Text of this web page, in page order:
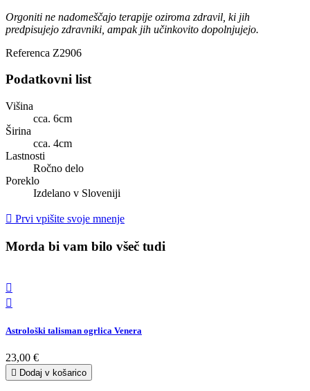
Orgoniti ne nadomeščajo terapije oziroma zdravil, ki jih
predpisujejo zdravniki, ampak jih učinkovito dopolnjujejo.
Referenca Z2906
Podatkovni list
Višina
cca. 6cm
Širina
cca. 4cm
Lastnosti
Ročno delo
Poreklo
Izdelano v Sloveniji
 Prvi vpišite svoje mnenje
Morda bi vam bilo všeč tudi


Astrološki talisman ogrlica Venera
23,00 €
 Dodaj v košarico